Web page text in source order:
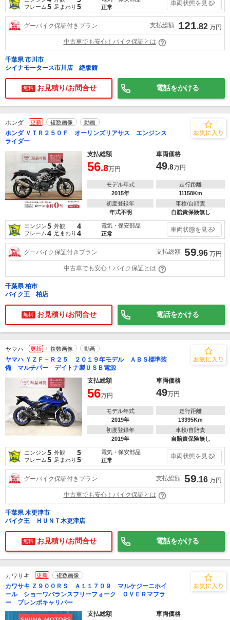
フレーム5 足まわり 5
正常
車両状態を見る
グーバイク保証付きプラン 支払総額 121.82 万円
中古車でも安心！バイク保証とは
千葉県 市川市
シイナモータース市川店 絶版館
無料 お見積り/お問合せ 電話をかける
ホンダ 更新 複数画像 動画
ホンダ ＶＴＲ２５０Ｆ オーリンズリアサス エンジンス
ライダー
支払総額
車両価格
56.8万円 49.8万円
モデル年式
2015年
走行距離
11158Km
初度登録年
年式不明
車検/自賠責
自賠責保険無し
エンジン5 外観 4
フレーム4 足まわり 4
電気・保安部品
正常
車両状態を見る
グーバイク保証付きプラン 支払総額 59.96 万円
中古車でも安心！バイク保証とは
千葉県 柏市
バイク王 柏店
無料 お見積り/お問合せ 電話をかける
ヤマハ 更新 複数画像 動画
ヤマハ ＹＺＦ－Ｒ２５ ２０１９年モデル ＡＢＳ標準装
備 マルチバー デイトナ製ＵＳＢ電源
支払総額
車両価格
56万円 49万円
モデル年式
2019年
走行距離
13395Km
初度登録年
2019年
車検/自賠責
自賠責保険無し
エンジン5 外観 5
フレーム5 足まわり 5
電気・保安部品
正常
車両状態を見る
グーバイク保証付きプラン 支払総額 59.16 万円
中古車でも安心！バイク保証とは
千葉県 木更津市
バイク王 ＨＵＮＴ木更津店
無料 お見積り/お問合せ 電話をかける
カワサキ 更新 複数画像
カワサキ Ｚ９００ＲＳ Ａ１１７０９ マルケジーニホイ
ール ショーワバランスフリーフォーク ＯＶＥＲマフラ
ー ブレンボキャリパー
支払総額
車両価格